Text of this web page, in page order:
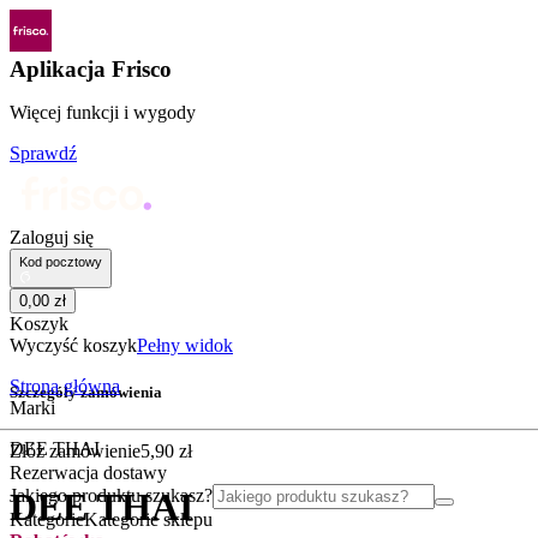
Aplikacja Frisco
Więcej funkcji i wygody
Sprawdź
Zaloguj się
Kod pocztowy
0,00 zł
Koszyk
Wyczyść koszykPełny widok
Szczegóły zamówienia
Złóż zamówienie5,90 zł
Rezerwacja dostawy
Jakiego produktu szukasz?
KategorieKategorie sklepu
Strona główna
Marki
DEE THAI
DEE THAI